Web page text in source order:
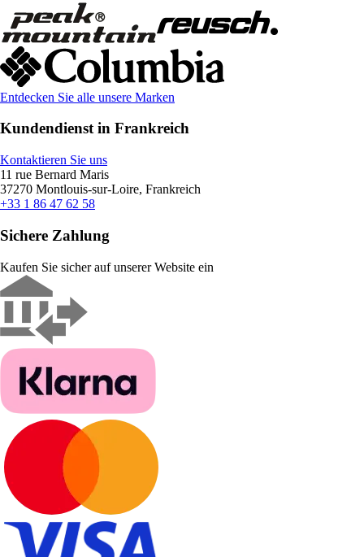
Entdecken Sie alle unsere Marken
Kundendienst in Frankreich
Kontaktieren Sie uns
11 rue Bernard Maris
37270 Montlouis-sur-Loire, Frankreich
+33 1 86 47 62 58
Sichere Zahlung
Kaufen Sie sicher auf unserer Website ein